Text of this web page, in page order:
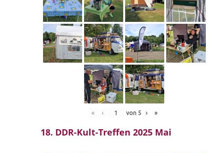
« ‹ von 5 › »
18. DDR-Kult-Treffen 2025 Mai